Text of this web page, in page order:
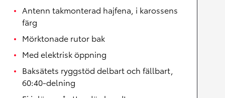
Antenn takmonterad hajfena, i karossens
färg
Mörktonade rutor bak
Med elektrisk öppning
Baksätets ryggstöd delbart och fällbart,
60:40-delning